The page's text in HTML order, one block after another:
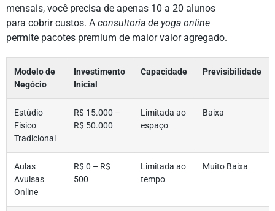
mensais, você precisa de apenas 10 a 20 alunos
para cobrir custos. A consultoria de yoga online
permite pacotes premium de maior valor agregado.
Modelo de
Negócio
Investimento
Inicial
Capacidade Previsibilidade
Estúdio
Físico
Tradicional
R$ 15.000 –
R$ 50.000
Limitada ao
espaço
Baixa
Aulas
Avulsas
Online
R$ 0 – R$
500
Limitada ao
tempo
Muito Baixa